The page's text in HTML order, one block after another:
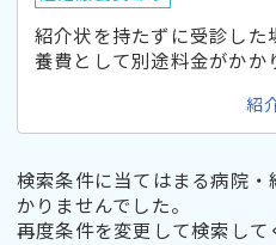
紹介状を持たずに受診し
養費として別途料金がかか
紹
検索条件に当てはまる病院
かりませんでした。
再度条件を変更して検索して